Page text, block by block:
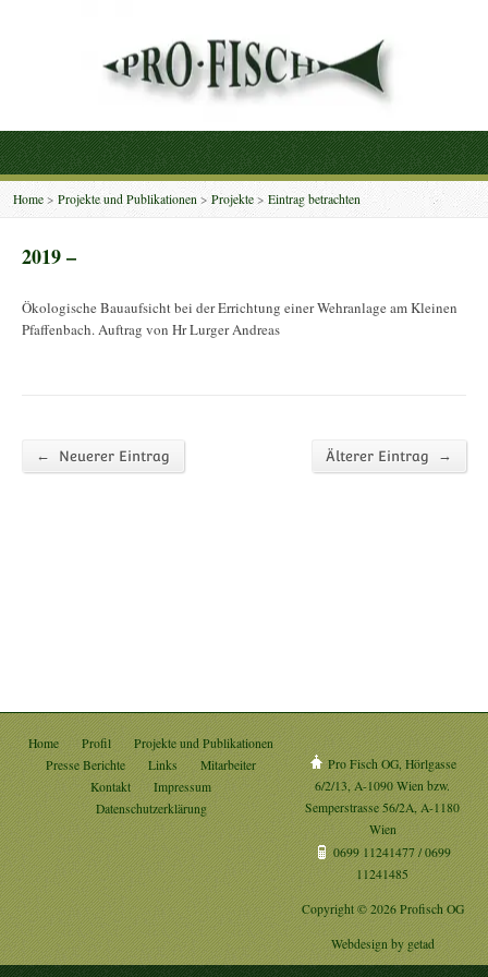
Home >Projekte und Publikationen >Projekte > Eintrag betrachten
2019 –
Ökologische Bauaufsicht bei der Errichtung einer Wehranlage am Kleinen
Pfaffenbach. Auftrag von Hr Lurger Andreas
← Neuerer Eintrag Älterer Eintrag →
Home Profil
Projekte und Publikationen
Presse Berichte
Links
Mitarbeiter
Kontakt
Impressum
Datenschutzerklärung
Pro Fisch OG, Hörlgasse
6/2/13, A-1090 Wien bzw.
Semperstrasse 56/2A, A-1180
Wien
0699 11241477 / 0699
11241485
Copyright © 2026 Profisch OG
Webdesign bygetad